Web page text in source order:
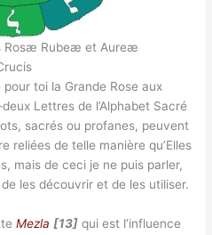
Rosæ Rubeæ et Aureæ
toi la Grande Rose aux
Lettres de l’Alphabet Sacré
sacrés ou profanes, peuvent
reliées de telle manière qu’Elles
mais de ceci je ne puis parler,
les découvrir et de les utiliser.
Mezla [13] qui est l’influence